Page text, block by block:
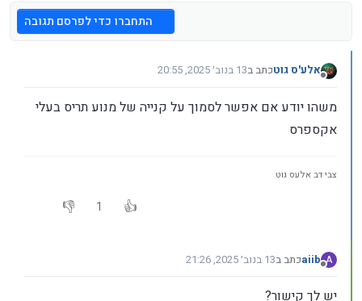
התחברו כדי לפרסם תגובה
מנותק
אלע'ס גוטכתב ב13 בנוב׳ 2025, 20:55
נערך לאחרונה על ידי
משהו יודע אם אפשר לסמוך על קנייה של מנוע תריס בעלי
אקספרס
צבי דב אלעס גוט
1
A
מנותק
aiibכתב ב13 בנוב׳ 2025, 21:26
נערך לאחרונה על ידי
יש לך קישור?